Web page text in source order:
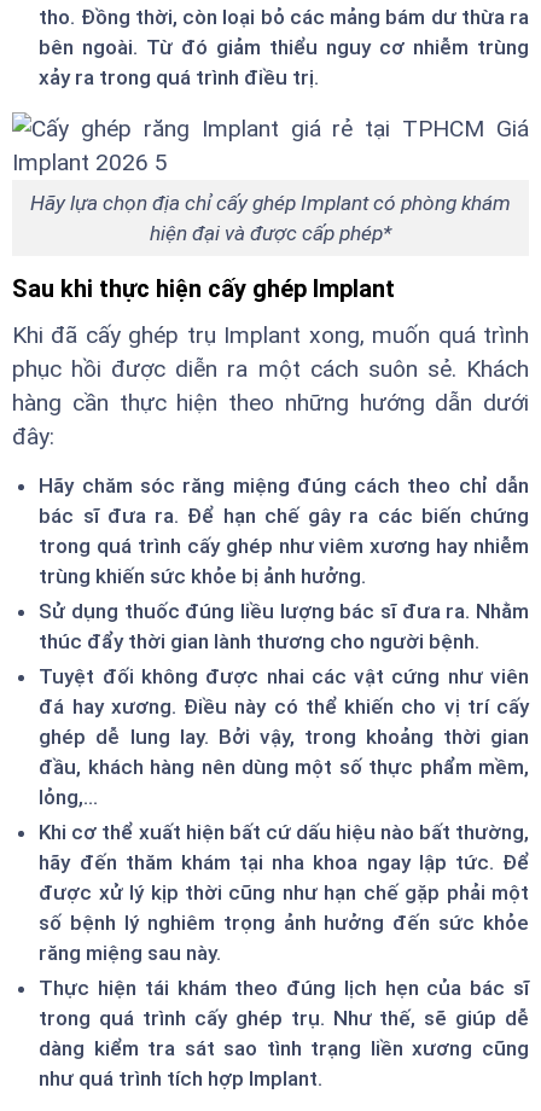
tho. Đồng thời, còn loại bỏ các mảng bám dư thừa ra
bên ngoài. Từ đó giảm thiểu nguy cơ nhiễm trùng
xảy ra trong quá trình điều trị.
Hãy lựa chọn địa chỉ cấy ghép Implant có phòng khám
hiện đại và được cấp phép*
Sau khi thực hiện cấy ghép Implant
Khi đã cấy ghép trụ Implant xong, muốn quá trình
phục hồi được diễn ra một cách suôn sẻ. Khách
hàng cần thực hiện theo những hướng dẫn dưới
đây:
Hãy chăm sóc răng miệng đúng cách theo chỉ dẫn
bác sĩ đưa ra. Để hạn chế gây ra các biến chứng
trong quá trình cấy ghép như viêm xương hay nhiễm
trùng khiến sức khỏe bị ảnh hưởng.
Sử dụng thuốc đúng liều lượng bác sĩ đưa ra. Nhằm
thúc đẩy thời gian lành thương cho người bệnh.
Tuyệt đối không được nhai các vật cứng như viên
đá hay xương. Điều này có thể khiến cho vị trí cấy
ghép dễ lung lay. Bởi vậy, trong khoảng thời gian
đầu, khách hàng nên dùng một số thực phẩm mềm,
lỏng,...
Khi cơ thể xuất hiện bất cứ dấu hiệu nào bất thường,
hãy đến thăm khám tại nha khoa ngay lập tức. Để
được xử lý kịp thời cũng như hạn chế gặp phải một
số bệnh lý nghiêm trọng ảnh hưởng đến sức khỏe
răng miệng sau này.
Thực hiện tái khám theo đúng lịch hẹn của bác sĩ
trong quá trình cấy ghép trụ. Như thế, sẽ giúp dễ
dàng kiểm tra sát sao tình trạng liền xương cũng
như quá trình tích hợp Implant.